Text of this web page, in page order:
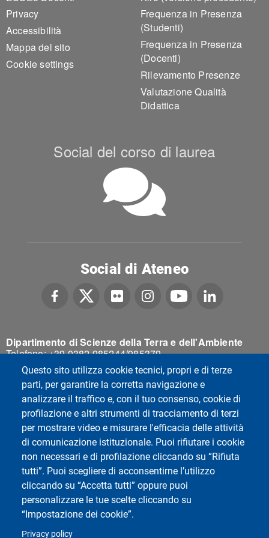
Questo sito utilizza cookie tecnici, propri e di terze
parti, per garantire la corretta navigazione e
analizzare il traffico e, con il tuo consenso, cookie di
profilazione e altri strumenti di tracciamento di terzi
per mostrare video e misurare l'efficacia delle attività
di comunicazione istituzionale. Puoi rifiutare i cookie
non necessari e di profilazione cliccando su “Rifiuta
tutti”. Puoi scegliere di acconsentirne l’utilizzo
cliccando su “Accetta tutti” oppure puoi
personalizzare le tue scelte cliccando su
“Impostazione dei cookie”.
Privacy policy
Privacy
Accessibilità
Mappa del sito
Cookie settings
Frequenza in Presenza
(Studenti)
Frequenza in Presenza
(Docenti)
Rilevamento Presenze
Valutazione Qualità
Didattica
Social del corso di laurea
Dipartimento di Scienze della Terra e dell'Ambiente
Telefono: +39 0382 985244/985379
Social di Ateneo